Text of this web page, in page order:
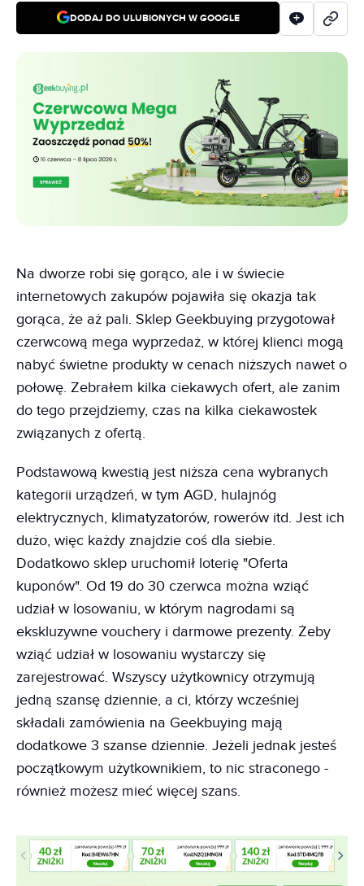
DODAJ DO ULUBIONYCH W GOOGLE
Na dworze robi się gorąco, ale i w świecie
internetowych zakupów pojawiła się okazja tak
gorąca, że aż pali. Sklep Geekbuying przygotował
czerwcową mega wyprzedaż, w której klienci mogą
nabyć świetne produkty w cenach niższych nawet o
połowę. Zebrałem kilka ciekawych ofert, ale zanim
do tego przejdziemy, czas na kilka ciekawostek
związanych z ofertą.
Podstawową kwestią jest niższa cena wybranych
kategorii urządzeń, w tym AGD, hulajnóg
elektrycznych, klimatyzatorów, rowerów itd. Jest ich
dużo, więc każdy znajdzie coś dla siebie.
Dodatkowo sklep uruchomił loterię "Oferta
kuponów". Od 19 do 30 czerwca można wziąć
udział w losowaniu, w którym nagrodami są
ekskluzywne vouchery i darmowe prezenty. Żeby
wziąć udział w losowaniu wystarczy się
zarejestrować. Wszyscy użytkownicy otrzymują
jedną szansę dziennie, a ci, którzy wcześniej
składali zamówienia na Geekbuying mają
dodatkowe 3 szanse dziennie. Jeżeli jednak jesteś
początkowym użytkownikiem, to nic straconego -
również możesz mieć więcej szans.